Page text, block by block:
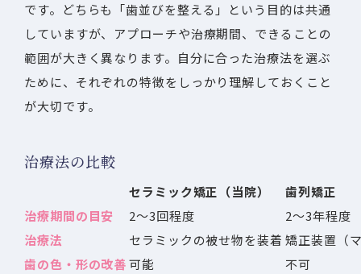
です。どちらも「歯並びを整える」という目的は共通
していますが、アプローチや治療期間、できることの
範囲が大きく異なります。自分に合った治療法を選ぶ
ために、それぞれの特徴をしっかり理解しておくこと
が大切です。
治療法の比較
セラミック矯正（当院）
歯列矯正
治療期間の目安
2〜3回程度
2〜3年程度
治療法
セラミックの被せ物を装着 矯正装置（
歯の色・形の改善可能
不可